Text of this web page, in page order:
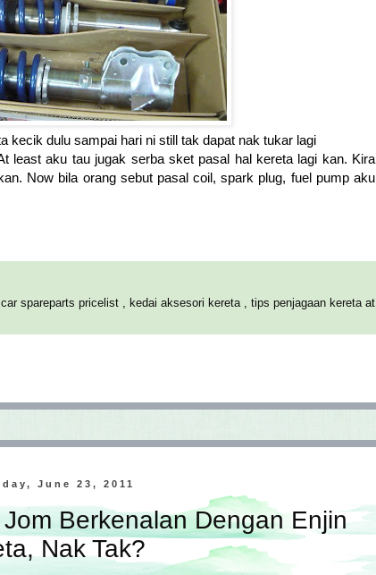
kecik dulu sampai hari ni still tak dapat nak tukar lagi
least aku tau jugak serba sket pasal hal kereta lagi kan. Kira
Now bila orang sebut pasal coil, spark plug, fuel pump aku
car spareparts pricelist , kedai aksesori kereta , tips penjagaan kereta at
June 23, 2011
Berkenalan Dengan Enjin
Nak Tak?